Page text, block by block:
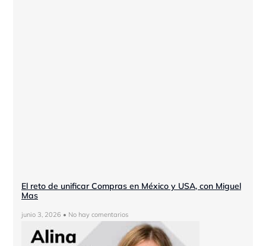
El reto de unificar Compras en México y USA, con Miguel
Mas
junio 3, 2026 No hay comentarios